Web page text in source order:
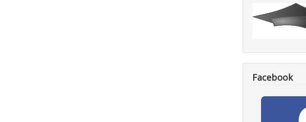
Facebook